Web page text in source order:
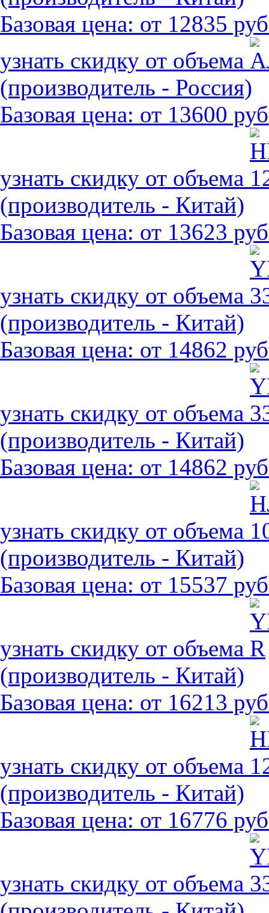
Базовая цена: от 12835
узнать скидку от объема
(производитель - Россия)
Базовая цена: от 13600
узнать скидку от объема
(производитель - Китай)
Базовая цена: от 13623
узнать скидку от объема
(производитель - Китай)
Базовая цена: от 14862
узнать скидку от объема
(производитель - Китай)
Базовая цена: от 14862
узнать скидку от объема
(производитель - Китай)
Базовая цена: от 15537
узнать скидку от объема
(производитель - Китай)
Базовая цена: от 16213
узнать скидку от объема
(производитель - Китай)
Базовая цена: от 16776
узнать скидку от объема